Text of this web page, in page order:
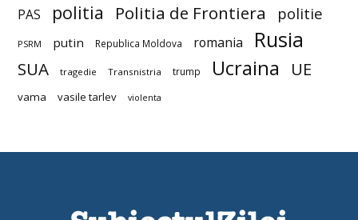
PAS politia Politia de Frontiera politie
PSRM putin Republica Moldova romania Rusia
SUA tragedie Transnistria trump Ucraina UE
vama vasile tarlev violenta